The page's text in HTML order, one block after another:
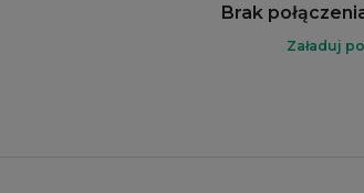
Brak
Załaduj